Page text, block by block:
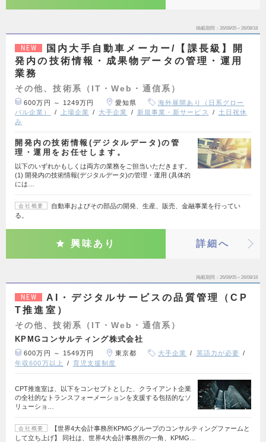
掲載期間 26/08/05～26/08/18
NEW
国内大手自動車メーカー/【課長級】開
発内の技術情報・成果物データの管理・運用
業務
その他、技術系（IT・Web・通信系）
600万円 ～ 1249万円 愛知県
海外展開あり（日系グロー
バル企業）
上場企業 大手企業 新規事業・新サービス
土日祝休
み
開発内の技術情報(デジタルデータ)の管
理・運用をお任せします。
以下のいずれかもしくは両方の業務をご担当いただきます。
(1) 開発内の技術情報(デジタルデータ)の管理・運用 (具体的
には…
会社概要
自動車およびその部品の開発、生産、販売、金融事業を行ってい
る。
興味あり 詳細へ
掲載期間 26/08/05～26/08/18
NEW
AI・デジタルサービスの品質管理（CP
T推進室）
その他、技術系（IT・Web・通信系）
KPMGコンサルティング株式会社
600万円 ～ 1549万円 東京都 大手企業
英語力が必要
年収600万以上
育児支援制度
CPT推進室は、以下をコンセプトとした、クライアント企業
の全社的なトランスフォーメーションを支援する包括的なソ
リューショ…
会社概要
【世界4大会計事務所KPMGグループのコンサルティングファームと
して立ち上げ】 同社は、世界4大会計事務所の一角、KPMG…